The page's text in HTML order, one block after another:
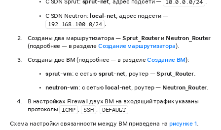
С SDN Sprut: sprut-net, адрес подсети — 10.0.0.0/24 .
С SDN Neutron: local-net, адрес подсети —
192.168.100.0/24 .
Созданы два маршрутизатора — Sprut_Routerи Neutron_Router
(подробнее — в разделе Создание маршрутизатора).
Созданы две ВМ (подробнее — в разделеСоздание ВМ):
sprut-vm: с сетью sprut-net , роутер —Sprut_Router
neutron-vm: с сетью local-net, роутер — Neutron_Router
В настройках Firewall двух ВМ на входящий трафик указаны
протоколы ICMP SSH DEFAULT
Схема настройки связанности между ВМ приведена на рисунке 1